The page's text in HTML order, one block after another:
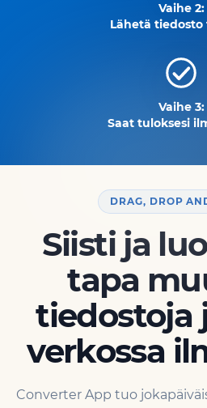
Vaihe 2:
Lähetä tiedosto
Vaihe 3:
Saat tuloksesi
DRAG, DROP
Siisti ja
tapa
tiedostoja
verkossa
Converter App tuo